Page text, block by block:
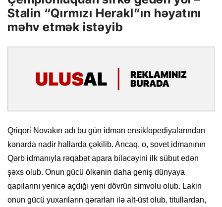
Stalin “Qırmızı Herakl”ın həyatını
məhv etmək istəyib
Qriqori Novakın adı bu gün idman ensiklopediyalarından
kənarda nadir hallarda çəkilib. Ancaq, o, sovet idmanının
Qərb idmanıyla rəqabət apara biləcəyini ilk sübut edən
şəxs olub. Onun gücü ölkənin daha geniş dünyaya
qapılarını yenicə açdığı yeni dövrün simvolu olub. Lakin
onun gücü yuxarıların qərarları ilə alt-üst olub, titullardan,